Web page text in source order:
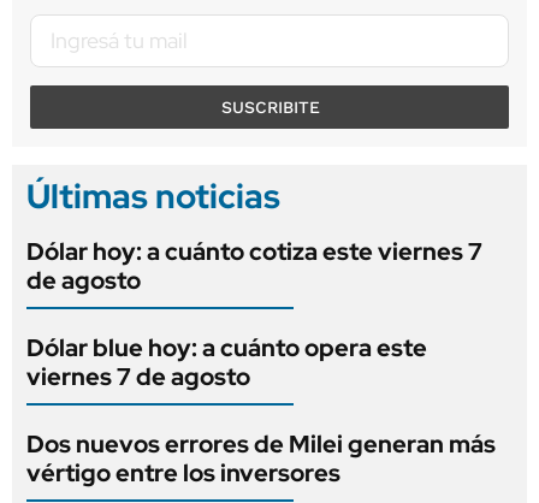
SUSCRIBITE
Últimas noticias
Dólar hoy: a cuánto cotiza este viernes 7
de agosto
Dólar blue hoy: a cuánto opera este
viernes 7 de agosto
Dos nuevos errores de Milei generan más
vértigo entre los inversores